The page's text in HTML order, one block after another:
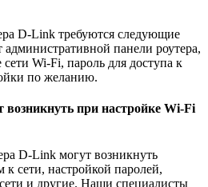
D-Link требуются следующие
панели роутера,
сети Wi-Fi, пароль для доступа к
по желанию.
при настройке Wi-Fi
D-Link могут возникнуть
сети, настройкой паролей,
и другие. Наши специалисты